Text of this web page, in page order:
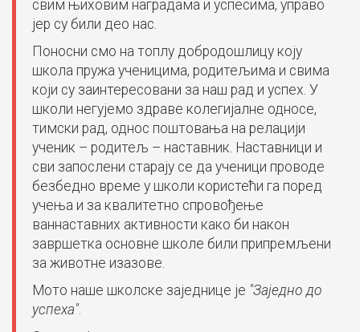
свим њиховим наградама и успесима, управо
јер су били део нас.
Поносни смо на топлу добродошлицу коју
школа пружа ученицима, родитељима и свима
који су заинтересовани за наш рад и успех. У
школи негујемо здраве колегијалне односе,
тимски рад, однос поштовања на релацији
ученик – родитељ – наставник. Наставници и
сви запослени старају се да ученици проводе
безбедно време у школи користећи га поред
учења и за квалитетно спровођење
ваннаставних активности како би након
завршетка основне школе били припремљени
за животне изазове.
Мото наше школске заједнице је "Заједно до
успеха".